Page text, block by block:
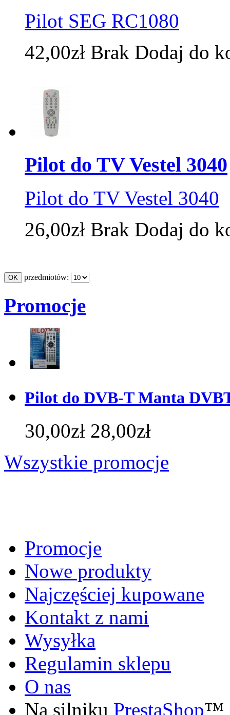
Pilot SEG RC1080
42,00zł Brak Dodaj do
Pilot do TV Vestel 3040
Pilot do TV Vestel 3040
26,00zł Brak Dodaj do
przedmiotów:
Promocje
Pilot do DVB-T Manta
30,00zł 28,00zł
Wszystkie promocje
Promocje
Nowe produkty
Najczęściej kupowane
Kontakt z nami
Wysyłka
Regulamin sklepu
O nas
Na silniku PrestaShop™